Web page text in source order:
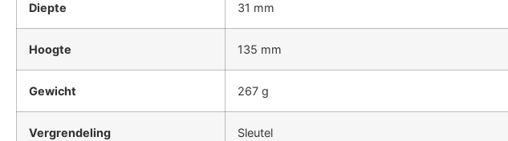
Diepte 31 mm
Hoogte 135 mm
Gewicht 267 g
Vergrendeling Sleutel